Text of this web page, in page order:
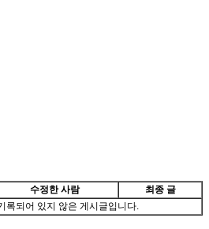
수정한 사람
최종 글
록되어 있지 않은 게시글입니다.